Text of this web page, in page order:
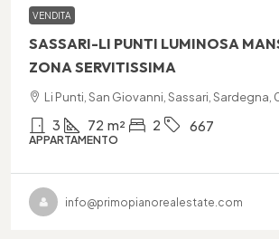
VENDITA
SASSARI-LI PUNTI LUMINOSA
ZONA SERVITISSIMA
Li Punti, San Giovanni, Sassari, Sardegna,
3 72 m² 2 667
APPARTAMENTO
info@primopianorealestate.com